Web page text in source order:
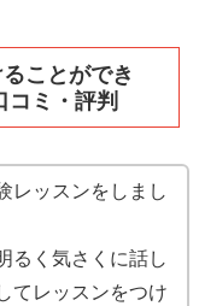
ことができ
ミ・評判
レッスンをしまし
るく気さくに話し
てレッスンをつけ